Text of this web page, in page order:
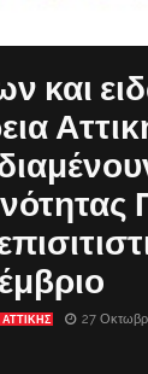
και
ΑΤΤΙΚΗΣ 27